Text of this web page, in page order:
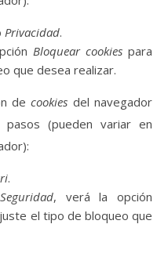
Privacidad.
Bloquear cookies para
que desea realizar.
decookies del navegador
(pueden variar en
.
, verá la opción
el tipo de bloqueo que